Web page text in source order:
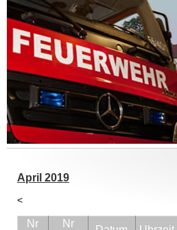
April 2019
<
Nr
Nr